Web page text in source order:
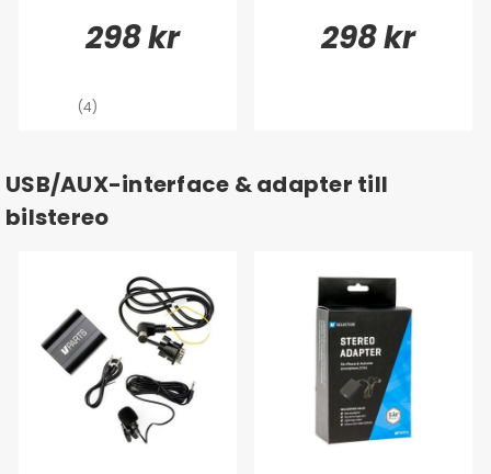
298 kr
(4)
298 kr
USB/AUX-interface & adapter till
bilstereo